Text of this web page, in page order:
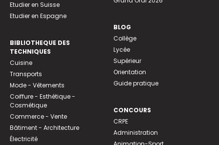
Etudier en Suisse
Etudier en Espagne
BIBLIOTHEQUE DES
TECHNIQUES
Cuisine
Transports
Mode - Vêtements
Coiffure - Esthétique -
Cosmétique
Commerce - Vente
Bâtiment - Architecture
Électricité
BLOG
Collège
Lycée
Supérieur
Orientation
Guide pratique
CONCOURS
CRPE
Administration